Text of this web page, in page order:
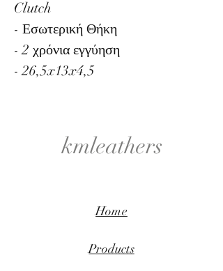
Clutch
- Εσωτερική Θήκη
- 2 χρόνια εγγύηση
- 26,5x13x4,5
kmleathers
Home
Products